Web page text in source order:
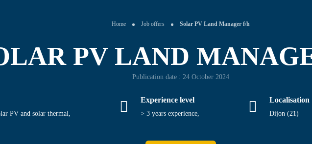
Home Job offers Solar PV Land Manager f/h
PV LAND
Publication date : 24 October 2024
PV and solar thermal,
Experience level
> 3 years experience,
Localisation
Dijon (21)